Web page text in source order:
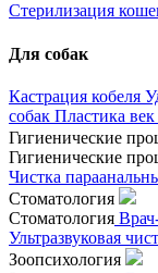
Стерилизация
Для собак
Кастрация кобеля
собак Пластика век
Гигиенические
Гигиенические
Чистка
Стоматология
Стоматология
Ультразвуковая
Зоопсихология